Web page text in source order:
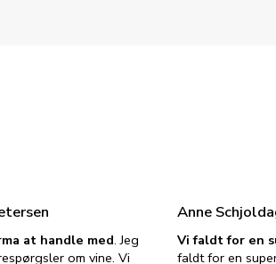
at handle med. Jeg
om vine. Vi
Anne
Vi faldt for en
faldt for en